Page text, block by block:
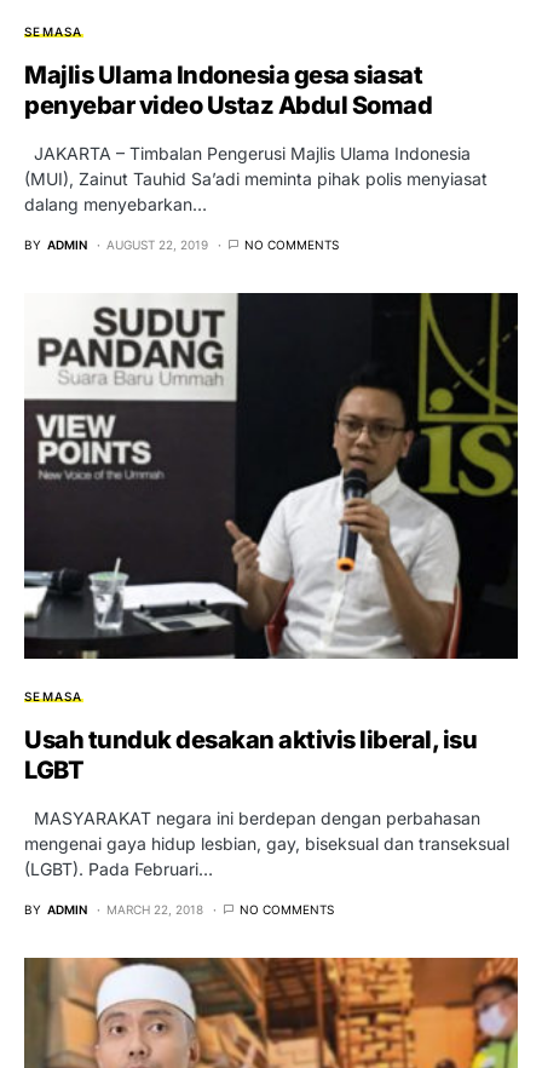
SEMASA
Majlis Ulama Indonesia gesa siasat
penyebar video Ustaz Abdul Somad
JAKARTA – Timbalan Pengerusi Majlis Ulama Indonesia
(MUI), Zainut Tauhid Sa’adi meminta pihak polis menyiasat
dalang menyebarkan…
BY ADMIN AUGUST 22, 2019 NO COMMENTS
SEMASA
Usah tunduk desakan aktivis liberal, isu
LGBT
MASYARAKAT negara ini berdepan dengan perbahasan
mengenai gaya hidup lesbian, gay, biseksual dan transeksual
(LGBT). Pada Februari…
BY ADMIN MARCH 22, 2018 NO COMMENTS